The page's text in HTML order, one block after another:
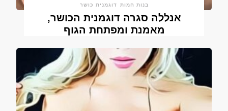
בנות חמות דוגמנית כושר
אנללה סגרה דוגמנית הכושר,
מאמנת ומפתחת הגוף